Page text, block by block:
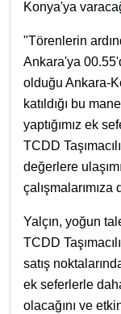
Konya'ya
"Törenlerin
Ankara'ya
olduğu Ankara-
katıldığı bu
yaptığımız ek
TCDD
değerlere
Yalçın, yoğun
TCDD
satış
ek seferlerle
olacağını ve